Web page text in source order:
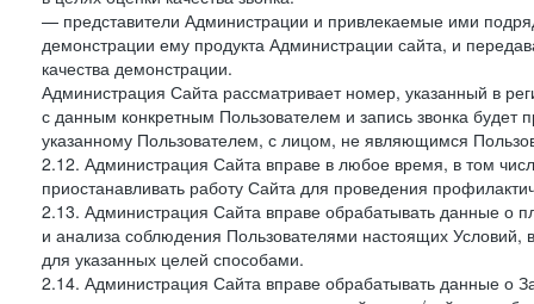
— представители Администрации и привлекаемые ими
демонстрации ему продукта Администрации сайта, и
качества демонстрации.
Администрация Сайта рассматривает номер, указанный в
с данным конкретным Пользователем и запись звонка будет
указанному Пользователем, с лицом, не являющимся
2.12. Администрация Сайта вправе в любое время, в том
приостанавливать работу Сайта для проведения
2.13. Администрация Сайта вправе обрабатывать данные о
и анализа соблюдения Пользователями настоящих
для указанных целей способами.
2.14. Администрация Сайта вправе обрабатывать данные о